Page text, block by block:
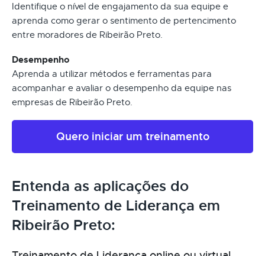
Identifique o nível de engajamento da sua equipe e
aprenda como gerar o sentimento de pertencimento
entre moradores de Ribeirão Preto.
Desempenho
Aprenda a utilizar métodos e ferramentas para
acompanhar e avaliar o desempenho da equipe nas
empresas de Ribeirão Preto.
Quero iniciar um treinamento
Entenda as aplicações do
Treinamento de Liderança em
Ribeirão Preto: